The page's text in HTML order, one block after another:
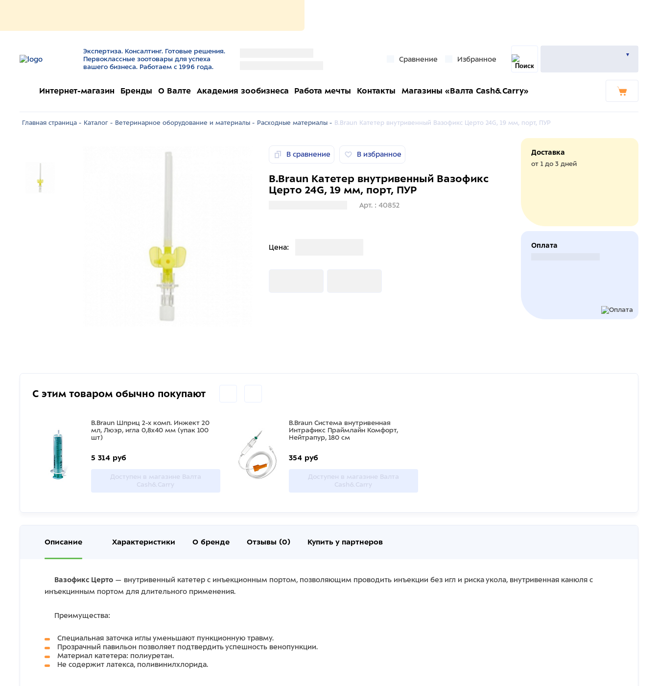
Экспертиза. Консалтинг. Готовые решения.
Первоклассные зоотовары для успеха
вашего бизнеса. Работаем с 1996 года.
Сравнение Избранное
Интернет-магазин Бренды О Валте Академия зообизнеса Работа мечты Контакты Магазины «Валта Cash&Carry»
Главная страница - Каталог - Ветеринарное оборудование и материалы - Расходные материалы - B.Braun Катетер внутривенный Вазофикс Церто 24G, 19 мм, порт, ПУР
В сравнение В избранное
B.Braun Катетер внутривенный Вазофикс
Церто 24G, 19 мм, порт, ПУР
Арт. : 40852
Цена:
Доставка
от 1 до 3 дней
Оплата
С этим товаром обычно покупают
B.Braun Шприц 2-х комп. Инжект 20
мл, Люэр, игла 0,8x40 мм (упак 100
шт)
5 314 руб
Доступен в магазине Валта
Cash&Carry
B.Braun Система внутривенная
Интрафикс Праймлайн Комфорт,
Нейтрапур, 180 см
354 руб
Доступен в магазине Валта
Cash&Carry
Описание Характеристики О бренде Отзывы (0) Купить у партнеров
Вазофикс Церто — внутривенный катетер с инъекционным портом, позволяющим проводить инъекции без игл и риска укола, внутривенная канюля с
инъекцинным портом для длительного применения.
Преимущества:
Специальная заточка иглы уменьшают пункционную травму.
Прозрачный павильон позволяет подтвердить успешность венопункции.
Материал катетера: полиуретан.
Не содержит латекса, поливинилхлорида.